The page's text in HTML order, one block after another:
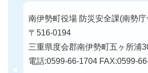
南伊勢町役場 防災安全課(南勢庁
〒516-0194
三重県度会郡南伊勢町五ヶ所浦
電話:0599-66-1704 FAX:0599-